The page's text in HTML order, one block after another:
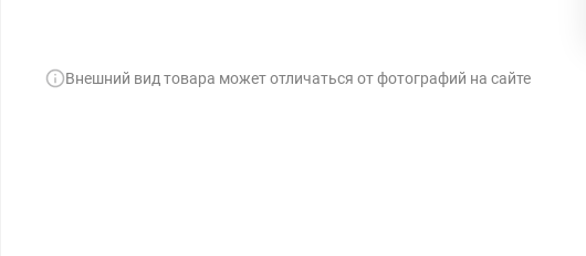
Внешний вид товара может отличаться от фотографий на сайте